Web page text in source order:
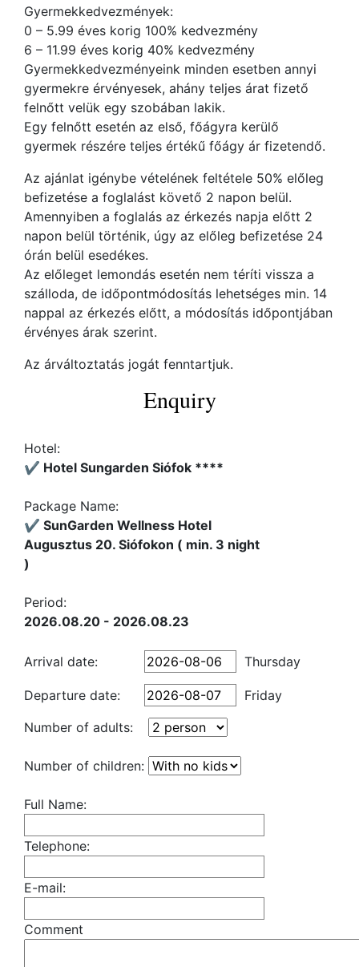
Gyermekkedvezmények:
0 – 5.99 éves korig 100% kedvezmény
6 – 11.99 éves korig 40% kedvezmény
Gyermekkedvezményeink minden esetben annyi
gyermekre érvényesek, ahány teljes árat fizető
felnőtt velük egy szobában lakik.
Egy felnőtt esetén az első, főágyra kerülő
gyermek részére teljes értékű főágy ár fizetendő.
Az ajánlat igénybe vételének feltétele 50% előleg
befizetése a foglalást követő 2 napon belül.
Amennyiben a foglalás az érkezés napja előtt 2
napon belül történik, úgy az előleg befizetése 24
órán belül esedékes.
Az előleget lemondás esetén nem téríti vissza a
szálloda, de időpontmódosítás lehetséges min. 14
nappal az érkezés előtt, a módosítás időpontjában
érvényes árak szerint.
Az árváltoztatás jogát fenntartjuk.
Enquiry
Hotel:
✔️ Hotel Sungarden Siófok ****
Package Name:
✔️ SunGarden Wellness Hotel
Augusztus 20. Siófokon ( min. 3 night
)
Period:
2026.08.20 - 2026.08.23
Arrival date: Thursday
Departure date:
Friday
Number of adults:
Number of children:
Full Name:
Telephone:
E-mail:
Comment